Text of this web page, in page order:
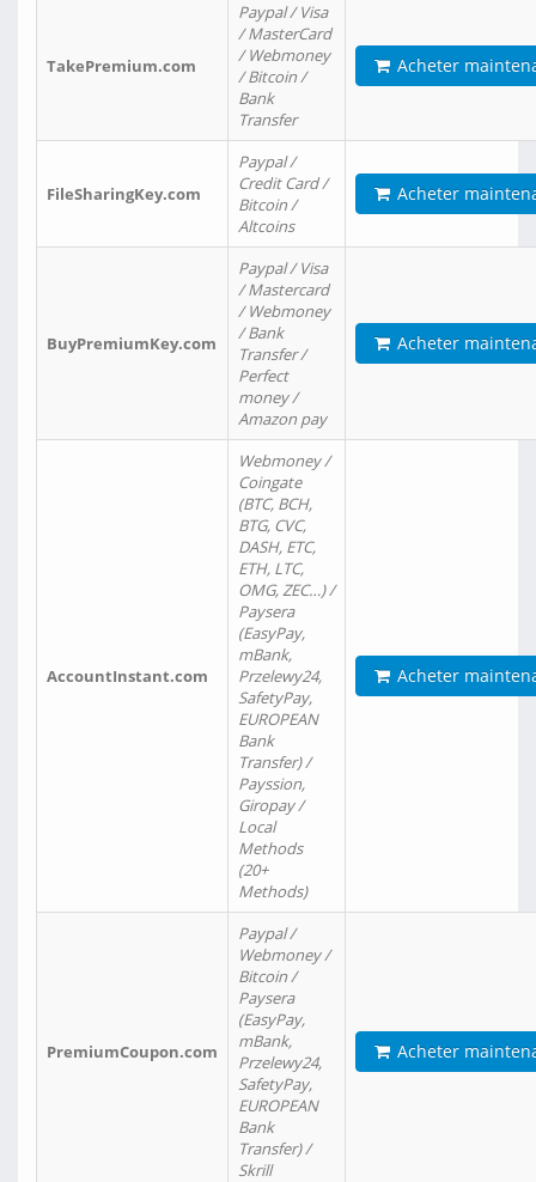
TakePremium.com
Paypal / Visa
/ MasterCard
/ Webmoney
/ Bitcoin /
Bank
Transfer
Acheter
FileSharingKey.com
Paypal /
Credit Card /
Bitcoin /
Altcoins
Acheter
BuyPremiumKey.com
Paypal / Visa
/ Mastercard
/ Webmoney
/ Bank
Transfer /
Perfect
money /
Amazon pay
Acheter
AccountInstant.com
Webmoney /
Coingate
(BTC, BCH,
BTG, CVC,
DASH, ETC,
ETH, LTC,
OMG, ZEC…) /
Paysera
(EasyPay,
mBank,
Przelewy24,
SafetyPay,
EUROPEAN
Bank
Transfer) /
Payssion,
Giropay /
Local
Methods
(20+
Methods)
Acheter
PremiumCoupon.com
Paypal /
Webmoney /
Bitcoin /
Paysera
(EasyPay,
mBank,
Przelewy24,
SafetyPay,
EUROPEAN
Bank
Transfer) /
Skrill
Acheter